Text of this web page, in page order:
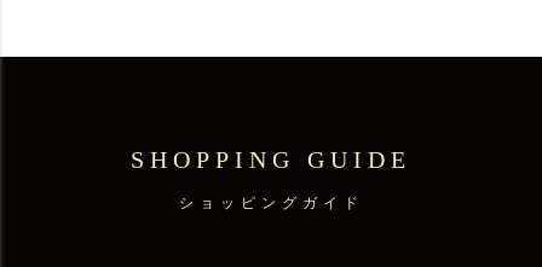
SHOPPING GUIDE
ショッピングガイド